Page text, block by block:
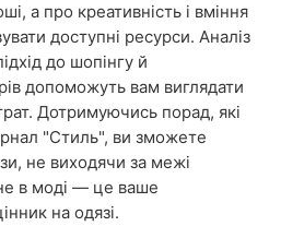
а про креативність і вміння
доступні ресурси. Аналіз
до шопінгу й
допоможуть вам виглядати
Дотримуючись порад, які
"Стиль", ви зможете
не виходячи за межі
в моді — це ваше
на одязі.